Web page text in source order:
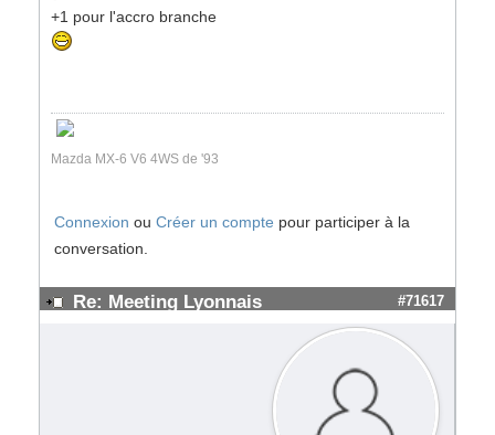
+1 pour l'accro branche
Mazda MX-6 V6 4WS de '93
Connexion ou Créer un compte pour participer à la
conversation.
Re: Meeting Lyonnais #71617